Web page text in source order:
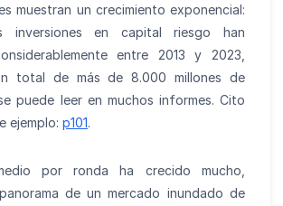
muestran un crecimiento exponencial:
inversiones en capital riesgo han
entre 2013 y 2023,
total de más de 8.000 millones de
puede leer en muchos informes. Cito
ejemplo: p101.
por ronda ha crecido mucho,
de un mercado inundado de